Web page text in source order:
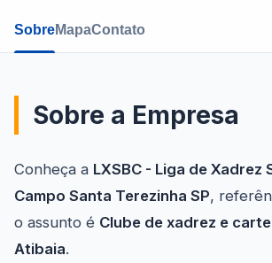
SobreMapaContato
Sobre a Empresa
Conheça a LXSBC - Liga de Xadrez
Campo Santa Terezinha SP,
o assunto é Clube de xadrez e
Atibaia.